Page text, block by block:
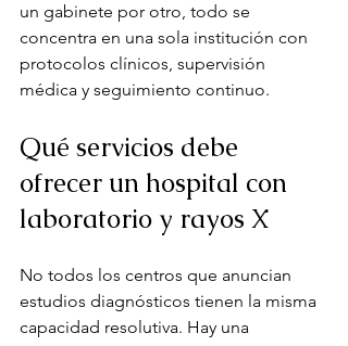
un gabinete por otro, todo se
concentra en una sola institución con
protocolos clínicos, supervisión
médica y seguimiento continuo.
Qué servicios debe
ofrecer un hospital con
laboratorio y rayos X
No todos los centros que anuncian
estudios diagnósticos tienen la misma
capacidad resolutiva. Hay una